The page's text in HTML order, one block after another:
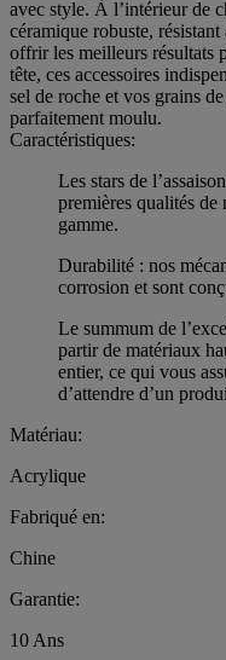
avec style. À l’intérieur de
céramique robuste,
offrir les meilleurs résultats
tête, ces accessoires
sel de roche et vos grains
parfaitement moulu.
Caractéristiques:
Les stars de
premières qualités
gamme.
Durabilité : nos
corrosion et sont
Le summum de
partir de matériaux
entier, ce qui vous
d’attendre d’un
Matériau:
Acrylique
Fabriqué en:
Chine
Garantie:
10 Ans